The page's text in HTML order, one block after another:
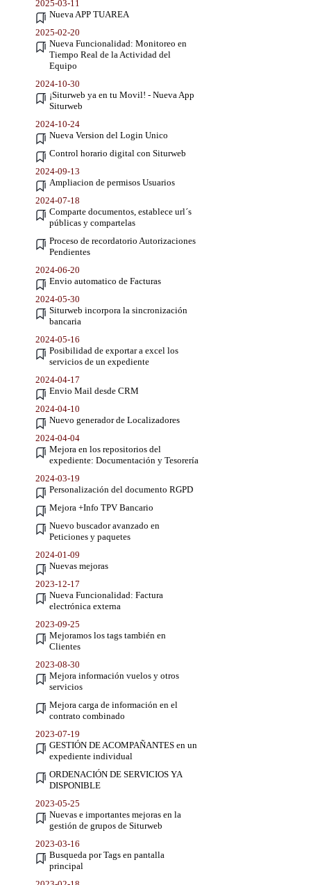
2025-03-11
Nueva APP TUAREA
2025-02-20
Nueva Funcionalidad: Monitoreo en
Tiempo Real de la Actividad del
Equipo
2024-10-30
¡Siturweb ya en tu Movil! - Nueva App
Siturweb
2024-10-24
Nueva Version del Login Unico
Control horario digital con Siturweb
2024-09-13
Ampliacion de permisos Usuarios
2024-07-18
Comparte documentos, establece url´s
públicas y compartelas
Proceso de recordatorio Autorizaciones
Pendientes
2024-06-20
Envio automatico de Facturas
2024-05-30
Siturweb incorpora la sincronización
bancaria
2024-05-16
Posibilidad de exportar a excel los
servicios de un expediente
2024-04-17
Envio Mail desde CRM
2024-04-10
Nuevo generador de Localizadores
2024-04-04
Mejora en los repositorios del
expediente: Documentación y Tesorería
2024-03-19
Personalización del documento RGPD
Mejora +Info TPV Bancario
Nuevo buscador avanzado en
Peticiones y paquetes
2024-01-09
Nuevas mejoras
2023-12-17
Nueva Funcionalidad: Factura
electrónica externa
2023-09-25
Mejoramos los tags también en
Clientes
2023-08-30
Mejora información vuelos y otros
servicios
Mejora carga de información en el
contrato combinado
2023-07-19
GESTIÓN DE ACOMPAÑANTES en un
expediente individual
ORDENACIÓN DE SERVICIOS YA
DISPONIBLE
2023-05-25
Nuevas e importantes mejoras en la
gestión de grupos de Siturweb
2023-03-16
Busqueda por Tags en pantalla
principal